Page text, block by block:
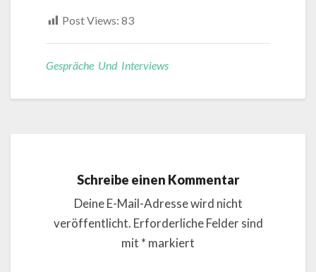
Post Views: 83
Gespräche Und Interviews
Schreibe einen Kommentar
Deine E-Mail-Adresse wird nicht
veröffentlicht. Erforderliche Felder sind
mit * markiert